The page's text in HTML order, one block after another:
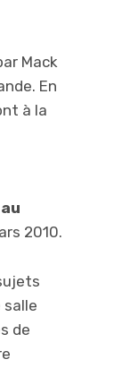
Mack
En
à la
2010.
salle
de